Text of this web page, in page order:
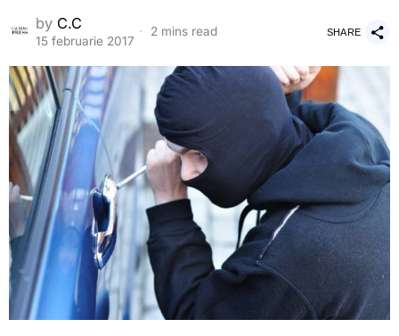
by C.C
15 februarie 2017
2 mins read SHARE